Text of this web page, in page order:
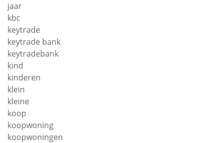
jaar
kbc
keytrade
keytrade bank
keytradebank
kind
kinderen
klein
kleine
koop
koopwoning
koopwoningen